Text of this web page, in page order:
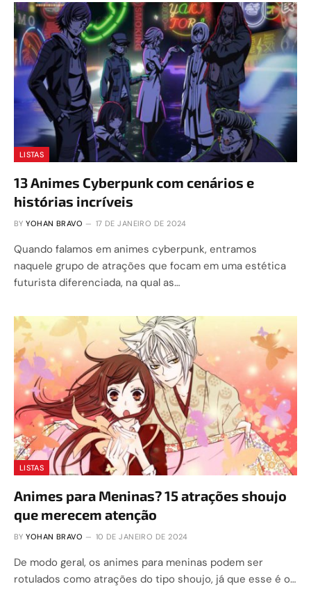
LISTAS
13 Animes Cyberpunk com cenários e
histórias incríveis
BY YOHAN BRAVO 17 DE JANEIRO DE 2024
Quando falamos em animes cyberpunk, entramos
naquele grupo de atrações que focam em uma estética
futurista diferenciada, na qual as…
LISTAS
Animes para Meninas? 15 atrações shoujo
que merecem atenção
BY YOHAN BRAVO 10 DE JANEIRO DE 2024
De modo geral, os animes para meninas podem ser
rotulados como atrações do tipo shoujo, já que esse é o…